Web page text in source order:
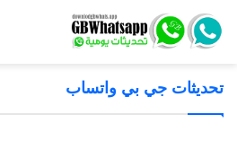
تحديثات جي بي واتساب